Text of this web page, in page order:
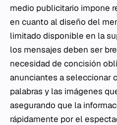
medio publicitario impone
en cuanto al diseño del
limitado disponible en la
los mensajes deben ser
necesidad de concisión
anunciantes a seleccionar
palabras y las imágenes
asegurando que la
rápidamente por el